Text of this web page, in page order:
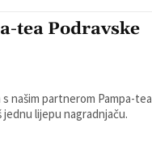
tea Podravske
našim partnerom Pampa-tea
lijepu nagradnjaču.